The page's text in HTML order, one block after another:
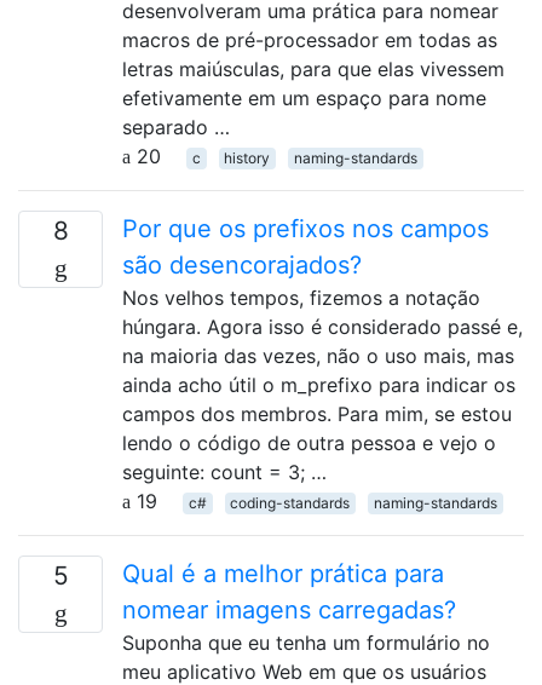
desenvolveram uma prática para nomear
macros de pré-processador em todas as
letras maiúsculas, para que elas vivessem
efetivamente em um espaço para nome
separado …
20
c history naming-standards
8
Por que os prefixos nos campos
são desencorajados?
Nos velhos tempos, fizemos a notação
húngara. Agora isso é considerado passé e,
na maioria das vezes, não o uso mais, mas
ainda acho útil o m_prefixo para indicar os
campos dos membros. Para mim, se estou
lendo o código de outra pessoa e vejo o
seguinte: count = 3; …
19
c# coding-standards naming-standards
5
Qual é a melhor prática para
nomear imagens carregadas?
Suponha que eu tenha um formulário no
meu aplicativo Web em que os usuários